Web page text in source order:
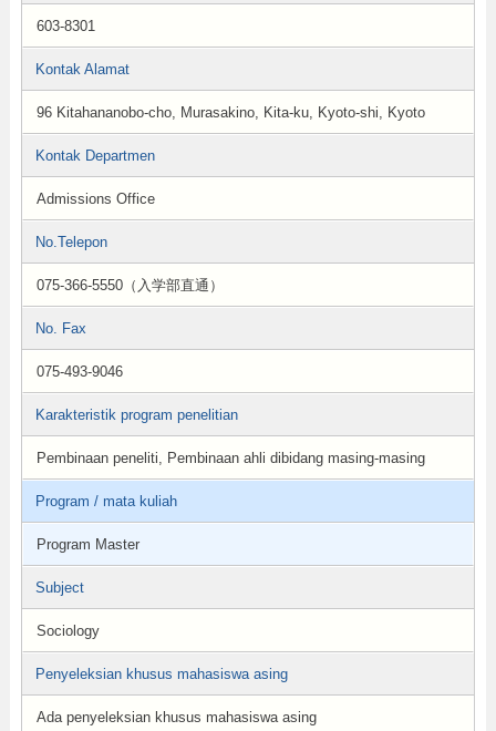
603-8301
Kontak Alamat
96 Kitahananobo-cho, Murasakino, Kita-ku, Kyoto-shi, Kyoto
Kontak Departmen
Admissions Office
No.Telepon
075-366-5550（入学部直通）
No. Fax
075-493-9046
Karakteristik program penelitian
Pembinaan peneliti, Pembinaan ahli dibidang masing-masing
Program / mata kuliah
Program Master
Subject
Sociology
Penyeleksian khusus mahasiswa asing
Ada penyeleksian khusus mahasiswa asing